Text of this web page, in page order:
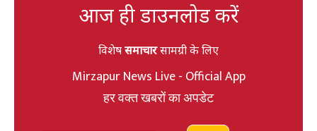
आज ही डाउनलोड करें
विशेषसमाचारसामग्री के लिए
Mirzapur News Live - Official App
हर वक्त खबरों का अपडेट